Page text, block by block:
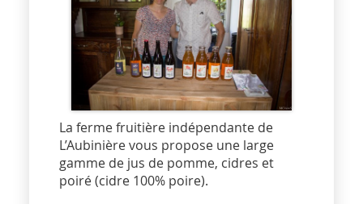
La ferme fruitière indépendante de
L’Aubinière vous propose une large
gamme de jus de pomme, cidres et
poiré (cidre 100% poire).